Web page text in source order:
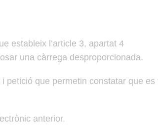
estableix l’article 3, apartat 4
una càrrega desproporcionada.
petició que permetin constatar que es
anterior.